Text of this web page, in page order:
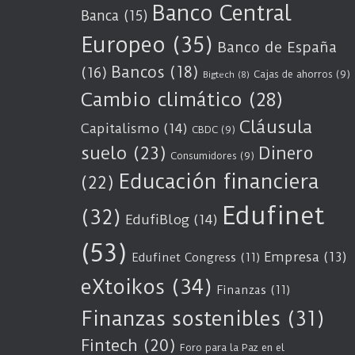
Banca (15) Banco Central
Europeo (35) Banco de España
(16) Bancos (18) Bigtech (8) Cajas de ahorros (9)
Cambio climático (28)
Capitalismo (14) CBDC (9) Cláusula
suelo (23) Consumidores (9) Dinero
(22) Educación financiera
(32) EdufiBlog (14) Edufinet
(53) Edufinet Congress (11) Empresa (13)
eXtoikos (34) Finanzas (11)
Finanzas sostenibles (31)
Fintech (20) Foro para la Paz en el